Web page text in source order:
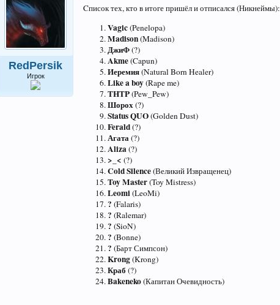
RedPersik
Игрок
Cписок тех, кто в итоге пришёл и отписался (Никнеймы):
Vagic(Penelopa)
Madison(Madison)
ДжиФ(?)
Akme(Capun)
Иеремия(Natural Born Healer)
Like a boy(Rape me)
THTP(Pew_Pew)
Шорох(?)
Status QUO(Golden Dust)
Ferald(?)
Агата(?)
Aliza(?)
>_< (?)
Cold Silence(Великий Извращенец)
Toy Master(Toy Mistress)
Leomi(LeoMi)
? (Falaris)
? (Ralemar)
? (SioN)
? (Bonne)
? (Барт Симпсон)
Krong(Krong)
Краб (?)
Bakeneko(Капитан Очевидность)